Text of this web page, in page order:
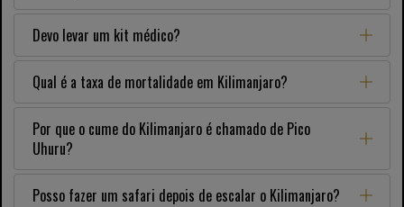
Devo levar um kit médico?
Qual é a taxa de mortalidade em Kilimanjaro?
Por que o cume do Kilimanjaro é chamado de Pico
Uhuru?
Posso fazer um safari depois de escalar o Kilimanjaro?